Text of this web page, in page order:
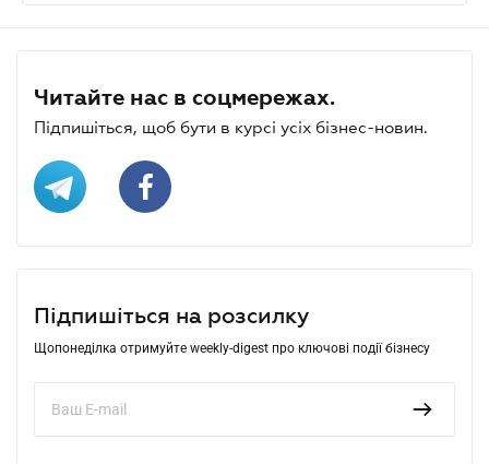
Читайте нас в соцмережах.
Підпишіться, щоб бути в курсі усіх бізнес-новин.
Підпишіться на розсилку
Щопонеділка отримуйте weekly-digest про ключові події бізнесу